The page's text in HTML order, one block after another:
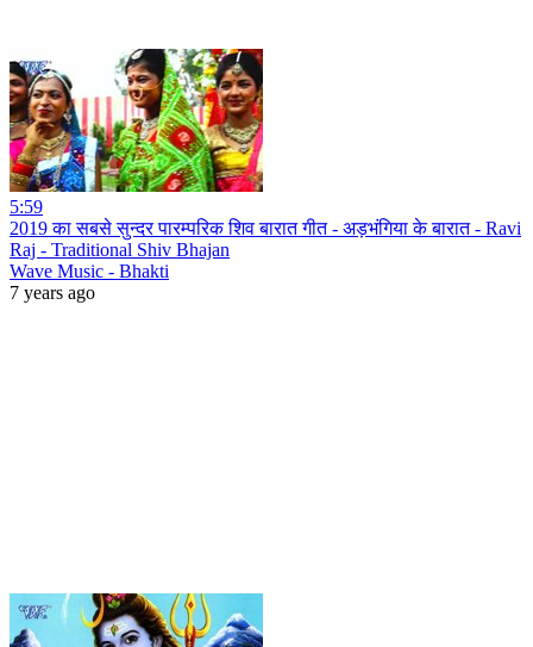
5:59
2019 का सबसे सुन्दर पारम्परिक शिव बारात गीत - अड़भंगिया के बारात - Ravi
Raj - Traditional Shiv Bhajan
Wave Music - Bhakti
7 years ago